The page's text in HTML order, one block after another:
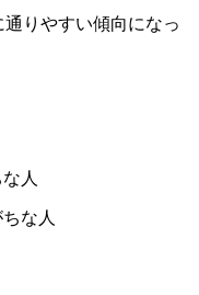
りやすい傾向になっ
人
な人